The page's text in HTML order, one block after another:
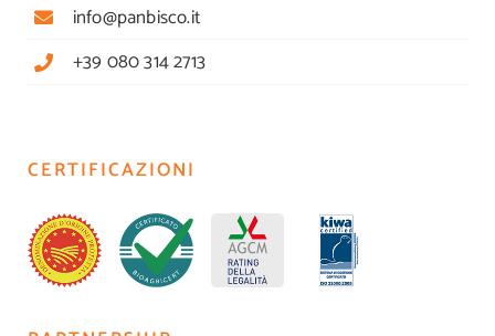
info@panbisco.it
+39 080 314 2713
CERTIFICAZIONI